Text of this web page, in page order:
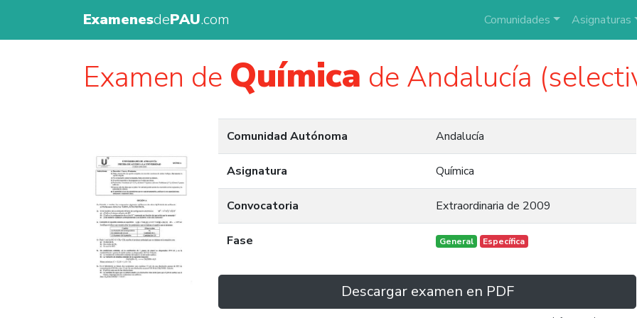
ExamenesdePAU.com Comunidades Asignaturas
Examen de Química de Andalucía
Comunidad Autónoma Andalucía
Asignatura Química
Convocatoria Extraordinaria de 2009
Fase General Específica
Descargar examen en PDF